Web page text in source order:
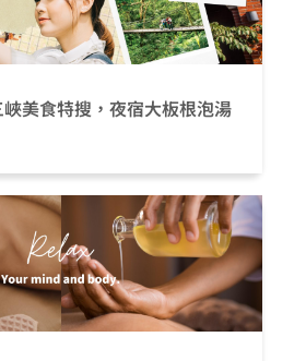
美食特搜，夜宿大板根泡湯